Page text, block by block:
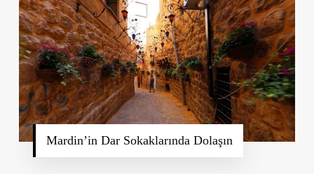
Mardin’in Dar Sokaklarında Dolaşın